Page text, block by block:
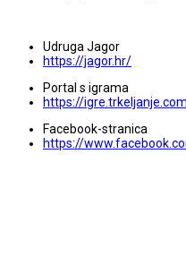
Udruga Jagor
https://jagor.hr/
Portal s igrama
https://
Facebook-stranica
https://